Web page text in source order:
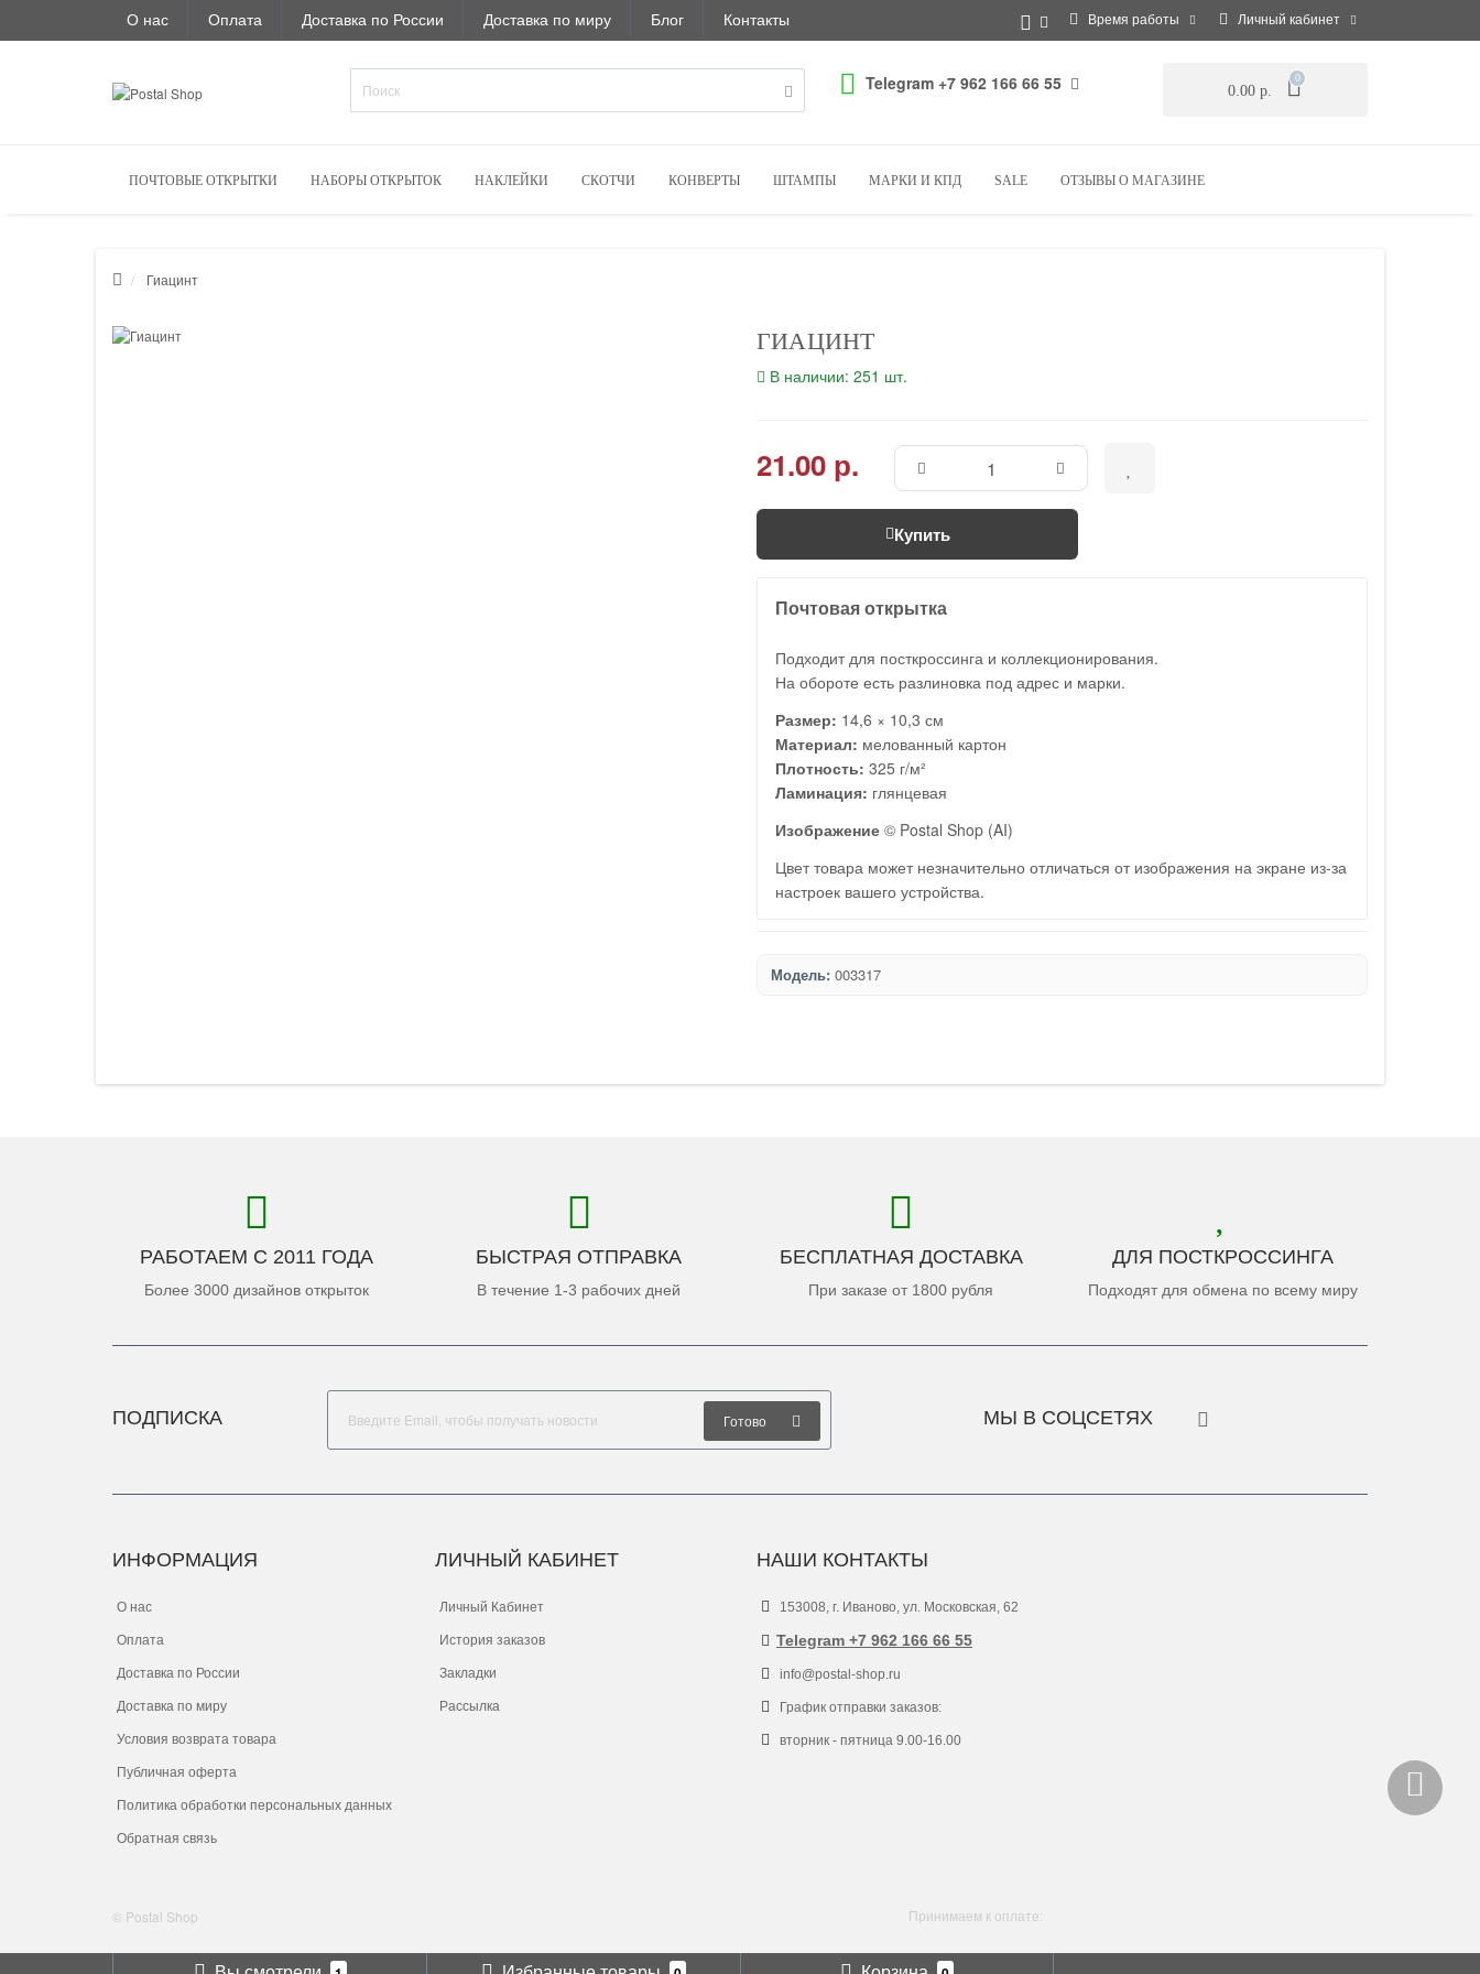
О нас Оплата Доставка по России Доставка по миру Блог Контакты Время работы Личный кабинет
Telegram +7 962 166 66 55 0.00 р.
0
ПОЧТОВЫЕ ОТКРЫТКИ НАБОРЫ ОТКРЫТОК НАКЛЕЙКИ СКОТЧИ КОНВЕРТЫ ШТАМПЫ МАРКИ И КПД SALE ОТЗЫВЫ О МАГАЗИНЕ
Гиацинт
ГИАЦИНТ
В наличии: 251 шт.
21.00 р.
Купить
Почтовая открытка
Подходит для посткроссинга и коллекционирования.
На обороте есть разлиновка под адрес и марки.
Размер: 14,6 × 10,3 см
Материал: мелованный картон
Плотность: 325 г/м²
Ламинация: глянцевая
Изображение © Postal Shop (AI)
Цвет товара может незначительно отличаться от изображения на экране из-за
настроек вашего устройства.
Модель: 003317
РАБОТАЕМ С 2011 ГОДА
Более 3000 дизайнов открыток
БЫСТРАЯ ОТПРАВКА
В течение 1-3 рабочих дней
БЕСПЛАТНАЯ ДОСТАВКА
При заказе от 1800 рубля
ДЛЯ ПОСТКРОССИНГА
Подходят для обмена по всему миру
ПОДПИСКА Готово МЫ В СОЦСЕТЯХ
ИНФОРМАЦИЯ
О нас
Оплата
Доставка по России
Доставка по миру
Условия возврата товара
Публичная оферта
Политика обработки персональных данных
Обратная связь
ЛИЧНЫЙ КАБИНЕТ
Личный Кабинет
История заказов
Закладки
Рассылка
НАШИ КОНТАКТЫ
153008, г. Иваново, ул. Московская, 62
Telegram +7 962 166 66 55
info@postal-shop.ru
График отправки заказов:
вторник - пятница 9.00-16.00
© Postal Shop Принимаем к оплате: